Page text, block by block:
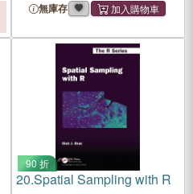
無庫存
90 折
20.Spatial Sampling with R